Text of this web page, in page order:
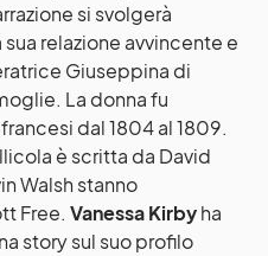
si svolgerà
relazione avvincente e
Giuseppina di
La donna fu
dal 1804 al 1809.
è scritta da David
Walsh stanno
Free. Vanessa Kirbyha
story sul suo profilo